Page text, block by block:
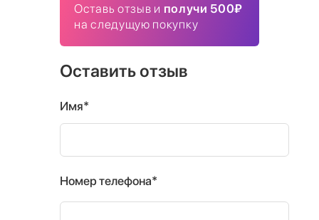
Оставь отзыв и получи 500₽
на следущую покупку
Оставить отзыв
Имя*
Номер телефона*